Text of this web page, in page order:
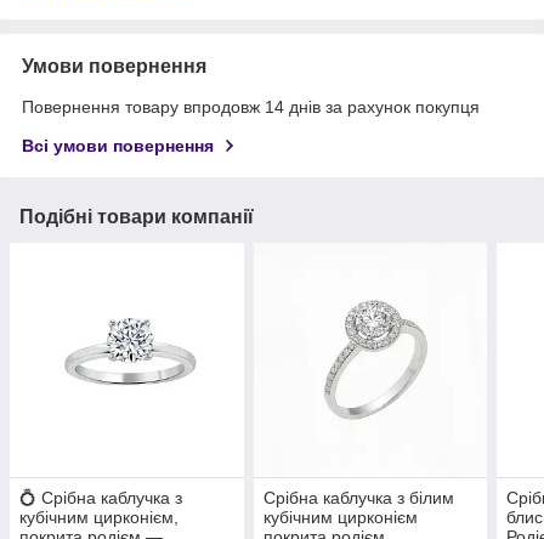
Умови повернення
Повернення товару впродовж 14 днів за рахунок покупця
Всі умови повернення
Подібні товари компанії
💍 Срібна каблучка з
кубічним цирконієм,
Срібна каблучка з білим
кубічним цирконієм